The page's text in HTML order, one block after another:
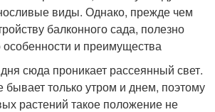
виды. Однако, прежде чем
балконного сада, полезно
особенности и преимущества
сюда проникает рассеянный свет.
только утром и днем, поэтому
растений такое положение не